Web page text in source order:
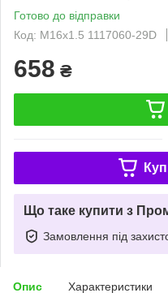
Готово до відправки
Код: M16x1.5 1117060-29D
658 ₴
Що таке купити з
Замовлення під
Опис Характеристики